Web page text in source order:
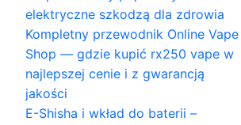
elektryczne szkodzą dla zdrowia
Kompletny przewodnik Online Vape
Shop — gdzie kupić rx250 vape w
najlepszej cenie i z gwarancją
jakości
E-Shisha i wkład do baterii –